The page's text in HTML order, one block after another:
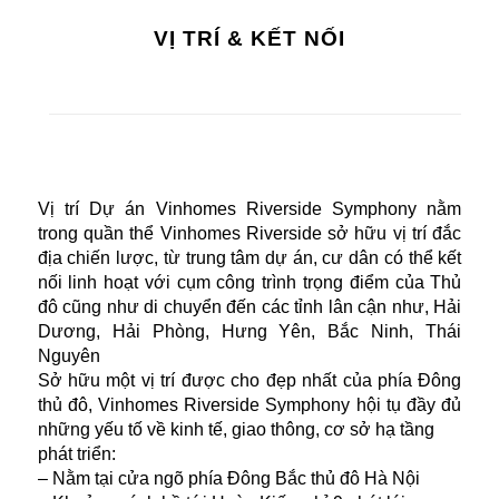
VỊ TRÍ & KẾT NỐI
Vị trí Dự án Vinhomes Riverside Symphony nằm
trong quần thể Vinhomes Riverside sở hữu vị trí đắc
địa chiến lược, từ trung tâm dự án, cư dân có thể kết
nối linh hoạt với cụm công trình trọng điểm của Thủ
đô cũng như di chuyển đến các tỉnh lân cận như, Hải
Dương, Hải Phòng, Hưng Yên, Bắc Ninh, Thái
Nguyên
Sở hữu một vị trí được cho đẹp nhất của phía Đông
thủ đô, Vinhomes Riverside Symphony hội tụ đầy đủ
những yếu tố về kinh tế, giao thông, cơ sở hạ tầng
phát triển:
– Nằm tại cửa ngõ phía Đông Bắc thủ đô Hà Nội